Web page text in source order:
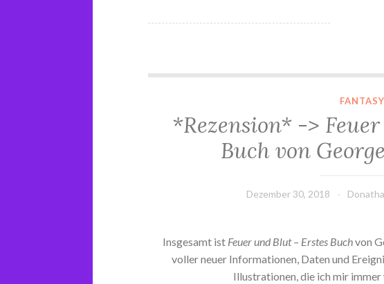
*Rezension* -> Feuer und Blut – Erstes
FANTASY
*Rezension* ->
Buch von
Dezember 30, 2018 Donatha
Insgesamt ist Feuer und Blut – Erstes Buchvon
voller neuer Informationen, Daten und
Illustrationen, die ich mir